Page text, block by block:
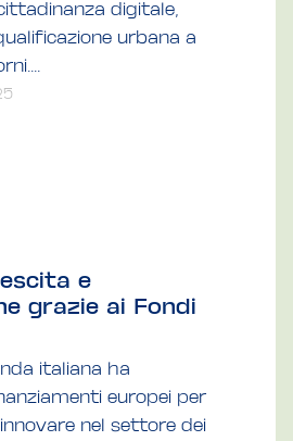
digitale,
urbana a
e
grazie ai Fondi
italiana ha
europei per
nel settore dei